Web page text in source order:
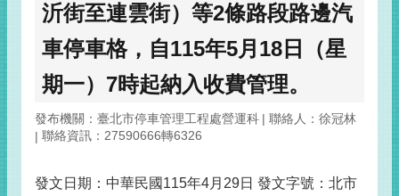
沂街至連雲街）等2條路段路邊汽
車停車格，自115年5月18日（星
期一）7時起納入收費管理。
發布機關：臺北市停車管理工程處營運科
聯絡人：徐冠林
聯絡資訊：27590666轉6326
發文日期：中華民國115年4月29日 發文字號：北市